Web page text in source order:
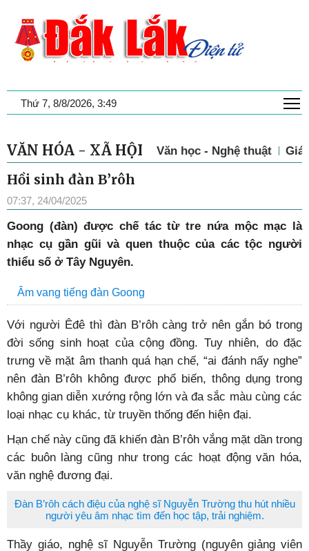
Thứ 7, 8/8/2026, 3:49
VĂN HÓA - XÃ HỘI Văn học - Nghệ thuật
Hồi sinh đàn B’rôh
07:37, 24/04/2025
Goong (đàn) được chế tác từ tre nứa mộc mạc là
nhạc cụ gần gũi và quen thuộc của các tộc người
thiểu số ở Tây Nguyên.
Âm vang tiếng đàn Goong
Với người Êđê thì đàn B’rôh càng trở nên gắn bó trong
đời sống sinh hoạt của cộng đồng. Tuy nhiên, do đặc
trưng về mặt âm thanh quá hạn chế, “ai đánh nấy nghe”
nên đàn B’rôh không được phổ biến, thông dụng trong
không gian diễn xướng rộng lớn và đa sắc màu cùng các
loại nhạc cụ khác, từ truyền thống đến hiện đại.
Hạn chế này cũng đã khiến đàn B’rôh vắng mặt dần trong
các buôn làng cũng như trong các hoạt động văn hóa,
văn nghệ đương đại.
Đàn B’rôh cách điệu của nghệ sĩ Nguyễn Trường thu hút nhiều
người yêu âm nhạc tìm đến học tập, trải nghiệm.
Thầy giáo, nghệ sĩ Nguyễn Trường (nguyên giảng viên